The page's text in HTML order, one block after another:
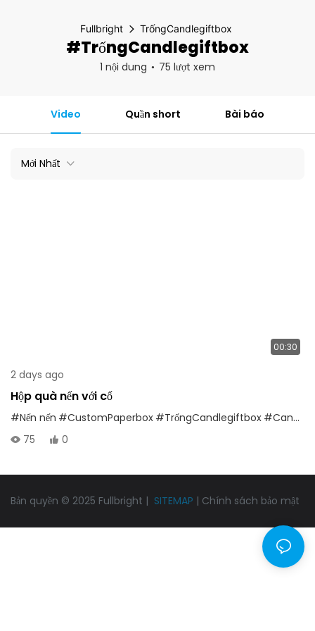
Fullbright TrốngCandlegiftbox
#TrốngCandlegiftbox
1 nội dung 75 lượt xem
Video Quần short Bài báo
Mới Nhất
00:30
2 days ago
Hộp quà nến với cổ
#Nến nến #CustomPaperbox #TrốngCandlegiftbox #Candlejarspackagingbox
75
0
Bản quyền © 2025 Fullbright | SITEMAP | Chính sách bảo mật